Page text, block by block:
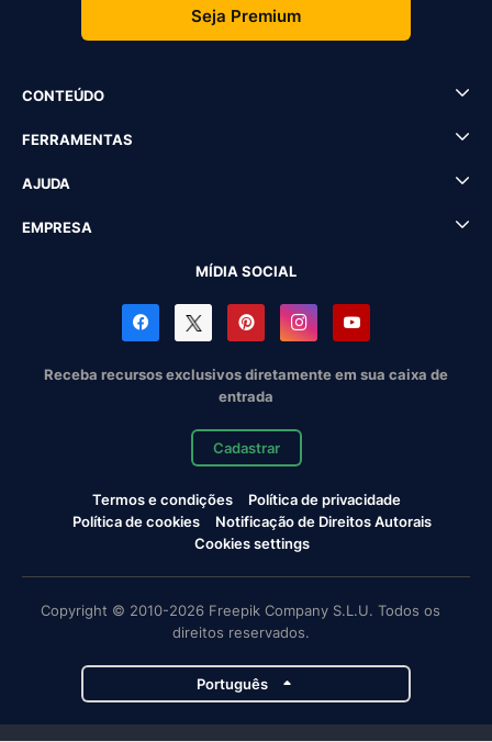
Seja Premium
CONTEÚDO
FERRAMENTAS
AJUDA
EMPRESA
MÍDIA SOCIAL
Receba recursos exclusivos diretamente em sua caixa de
entrada
Cadastrar
Termos e condições
Política de privacidade
Política de cookies
Notificação de Direitos Autorais
Cookies settings
Copyright © 2010-2026 Freepik Company S.L.U. Todos os
direitos reservados.
Português